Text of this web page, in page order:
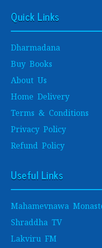
Quick Links
Dharmadana
Buy Books
About Us
Home Delivery
Terms & Conditions
Privacy Policy
Refund Policy
Useful Links
Mahamevnawa
Shraddha TV
Lakviru FM